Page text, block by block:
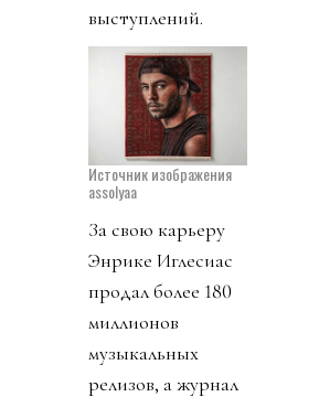
выступлений.
Источник изображения
assolyaa
За свою карьеру
Энрике Иглесиас
продал более 180
миллионов
музыкальных
релизов, а журнал